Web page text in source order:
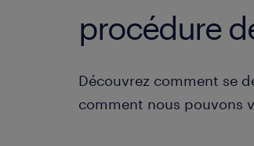
procédure
Découvrez comment se
comment nous pouvons